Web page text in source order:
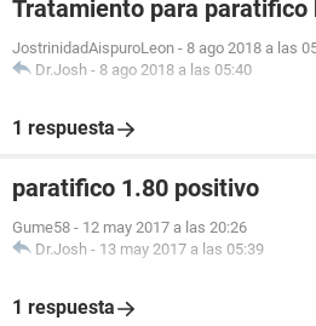
Tratamiento para paratifico
JostrinidadAispuroLeon - 8 ago 2018 a las
Dr.Josh - 8 ago 2018 a las 05:40
1 respuesta
paratifico 1.80 positivo
Gume58 - 12 may 2017 a las 20:26
Dr.Josh - 13 may 2017 a las 05:39
1 respuesta